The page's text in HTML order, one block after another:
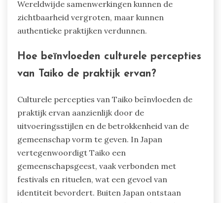
Wereldwijde samenwerkingen kunnen de
zichtbaarheid vergroten, maar kunnen
authentieke praktijken verdunnen.
Hoe beïnvloeden culturele percepties
van Taiko de praktijk ervan?
Culturele percepties van Taiko beïnvloeden de
praktijk ervan aanzienlijk door de
uitvoeringsstijlen en de betrokkenheid van de
gemeenschap vorm te geven. In Japan
vertegenwoordigt Taiko een
gemeenschapsgeest, vaak verbonden met
festivals en rituelen, wat een gevoel van
identiteit bevordert. Buiten Japan ontstaan